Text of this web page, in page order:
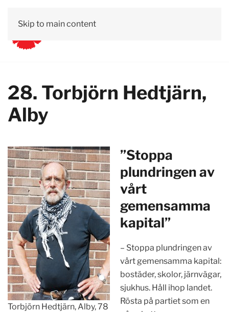
Skip to main content
28. Torbjörn Hedtjärn,
Alby
Torbjörn Hedtjärn, Alby, 78
”Stoppa
plundringen av
vårt
gemensamma
kapital”
– Stoppa plundringen av
vårt gemensamma kapital:
bostäder, skolor, järnvägar,
sjukhus. Håll ihop landet.
Rösta på partiet som en